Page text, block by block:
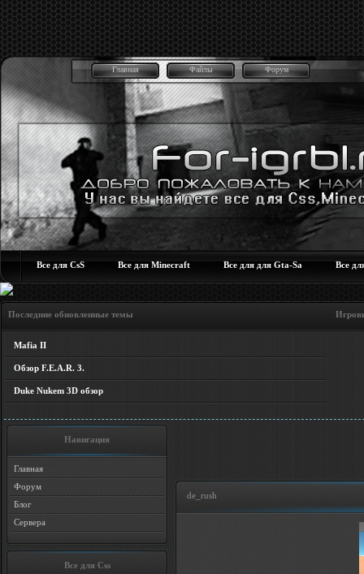
Главная Файлы Форум
Все для CsS Все для Minecraft Все для для Gta-Sa Все
Последние обновленные темы Игровые
Mafia II
Обзор F.E.A.R. 3.
Duke Nukem 3D обзор
Навигация
Главная
Форум
Блог
Сервера
Все для Css
de_rush